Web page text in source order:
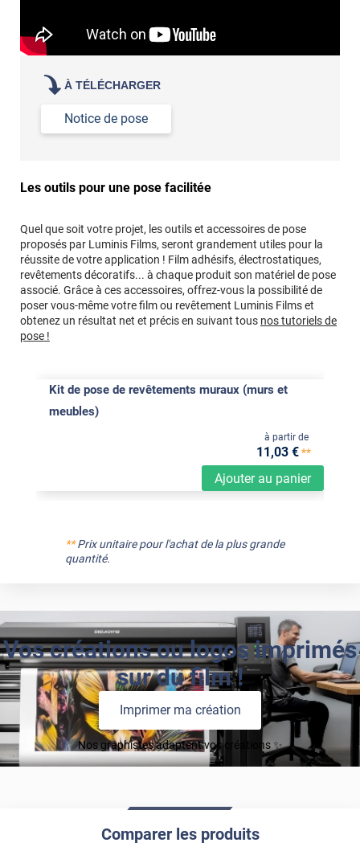
À TÉLÉCHARGER
Notice de pose
Les outils pour une pose facilitée
Quel que soit votre projet, les outils et accessoires de pose
proposés par Luminis Films, seront grandement utiles pour la
réussite de votre application ! Film adhésifs, électrostatiques,
revêtements décoratifs... à chaque produit son matériel de pose
associé. Grâce à ces accessoires, offrez-vous la possibilité de
poser vous-même votre film ou revêtement Luminis Films et
obtenez un résultat net et précis en suivant tous nos tutoriels de
pose !
Kit de pose de revêtements muraux (murs et
meubles)
Ajouter au panier
à partir de
11 ,03 €**
**Prix unitaire pour l'achat de la plus grande
quantité.
Vos créations ou logos imprimés
sur du film !
Imprimer ma création
Nos graphistes adaptent vos créations ✨
Comparer les produits